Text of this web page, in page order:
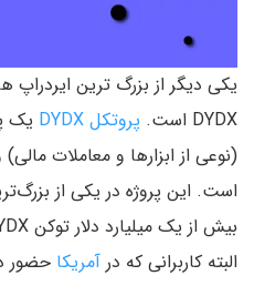
DYDX است.
پروتکل DYDX یک
(نوعی از ابزارها و معاملات
است. این پروژه در یکی از
البته کاربرانی که در آمریکا حضور